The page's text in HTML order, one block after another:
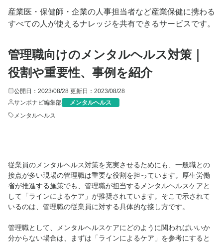
産業医・保健師・企業の人事担当者など産業保健に携わる
すべての人が使えるナレッジを共有できるサービスです。
管理職向けのメンタルヘルス対策｜
役割や重要性、事例を紹介
公開日：2023/08/28 更新日：2023/08/28
サンポナビ編集部
メンタルヘルス
メンタルヘルス
従業員のメンタルヘルス対策を充実させるためにも、一般職との
接点が多い現場の管理職は重要な役割を担っています。厚生労働
省が推進する施策でも、管理職が担当するメンタルヘルスケアと
して「ラインによるケア」が推奨されています。そこで示されて
いるのは、管理職の従業員に対する具体的な接し方です。
管理職として、メンタルヘルスケアにどのように関わればいいか
分からない場合は、まずは「ラインによるケア」を参考にすると